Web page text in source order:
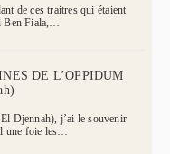
de ces traitres qui étaient
Fiala,…
DE L’OPPIDUM
Djennah), j’ai le souvenir
une foie les…